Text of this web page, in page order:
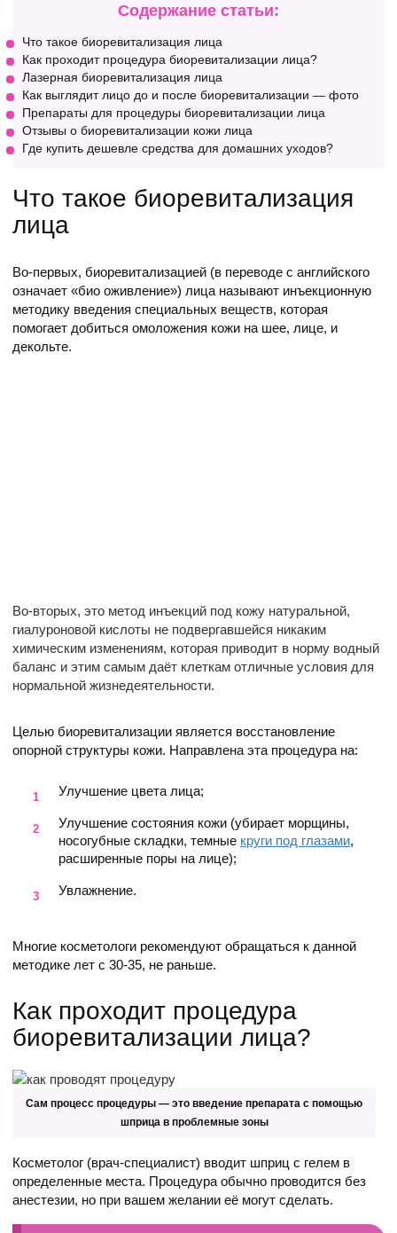
Содержание статьи:
Что такое биоревитализация лица
Как проходит процедура биоревитализации лица?
Лазерная биоревитализация лица
Как выглядит лицо до и после биоревитализации — фото
Препараты для процедуры биоревитализации лица
Отзывы о биоревитализации кожи лица
Где купить дешевле средства для домашних уходов?
Что такое биоревитализация
лица
Во-первых, биоревитализацией (в переводе с английского
означает «био оживление») лица называют инъекционную
методику введения специальных веществ, которая
помогает добиться омоложения кожи на шее, лице, и
декольте.
Во-вторых, это метод инъекций под кожу натуральной,
гиалуроновой кислоты не подвергавшейся никаким
химическим изменениям, которая приводит в норму водный
баланс и этим самым даёт клеткам отличные условия для
нормальной жизнедеятельности.
Целью биоревитализации является восстановление
опорной структуры кожи. Направлена эта процедура на:
Улучшение цвета лица;
Улучшение состояния кожи (убирает морщины,
носогубные складки, темные круги под глазами,
расширенные поры на лице);
Увлажнение.
Многие косметологи рекомендуют обращаться к данной
методике лет с 30-35, не раньше.
Как проходит процедура
биоревитализации лица?
Сам процесс процедуры — это введение препарата с помощью
шприца в проблемные зоны
Косметолог (врач-специалист) вводит шприц с гелем в
определенные места. Процедура обычно проводится без
анестезии, но при вашем желании её могут сделать.